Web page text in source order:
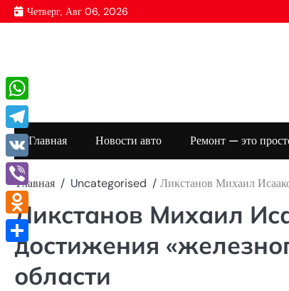
Перейти
к
Четверг, Авг 06, 2026
Главная Новости авто Ремонт — это
Главная Uncategorised Ликстанов Михаил
Ликстанов Михаил
достижения
области
WhatsApp
Telegram
VK
Viber
Odnoklassniki
Отправить